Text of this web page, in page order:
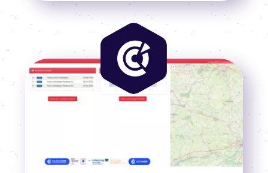
Voir la référence
Image
Image